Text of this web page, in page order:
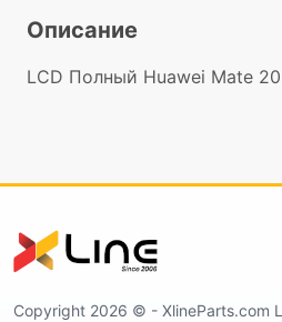
Описание
LCD Полный Huawei Mate
Copyright 2026 ©️ - XlineParts.com